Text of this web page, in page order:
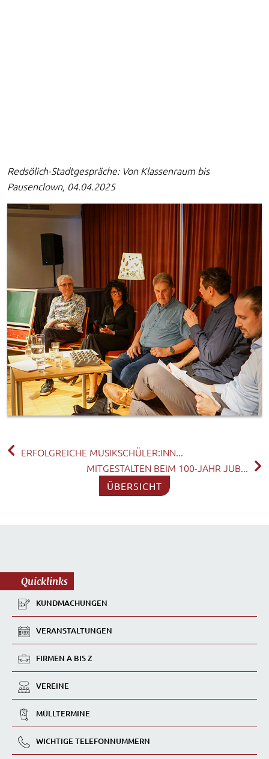
Redsölich-Stadtgespräche: Von Klassenraum bis
Pausenclown, 04.04.2025
ERFOLGREICHE MUSIKSCHÜLER:INN...
MITGESTALTEN BEIM 100-JAHR JUB...
ÜBERSICHT
Quicklinks
KUNDMACHUNGEN
VERANSTALTUNGEN
FIRMEN A BIS Z
VEREINE
MÜLLTERMINE
WICHTIGE TELEFONNUMMERN